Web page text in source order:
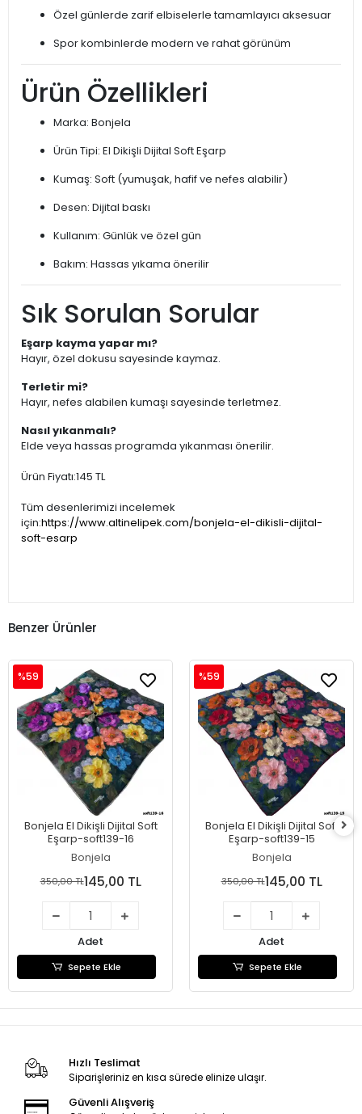
Özel günlerde zarif elbiselerle tamamlayıcı aksesuar
Spor kombinlerde modern ve rahat görünüm
Ürün Özellikleri
Marka: Bonjela
Ürün Tipi: El Dikişli Dijital Soft Eşarp
Kumaş: Soft (yumuşak, hafif ve nefes alabilir)
Desen: Dijital baskı
Kullanım: Günlük ve özel gün
Bakım: Hassas yıkama önerilir
Sık Sorulan Sorular
Eşarp kayma yapar mı?
Hayır, özel dokusu sayesinde kaymaz.
Terletir mi?
Hayır, nefes alabilen kumaşı sayesinde terletmez.
Nasıl yıkanmalı?
Elde veya hassas programda yıkanması önerilir.
Ürün Fiyatı:145 TL
Tüm desenlerimizi incelemek
için:https://www.altinelipek.com/bonjela-el-dikisli-dijital-
soft-esarp
Benzer Ürünler
Bonjela El Dikişli Dijital Soft
Eşarp-soft139-16
Bonjela
%59
350,00 TL145,00 TL
Adet
Sepete Ekle
Bonjela El Dikişli Dijital Soft
Eşarp-soft139-15
Bonjela
%59
350,00 TL145,00 TL
Adet
Sepete Ekle
Hızlı Teslimat
Siparişleriniz en kısa sürede elinize ulaşır.
Güvenli Alışveriş